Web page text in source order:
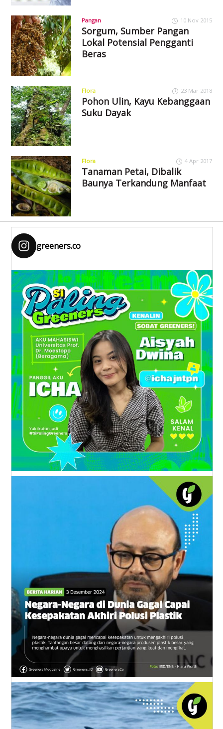
Pangan 10 Nov 2015
Sorgum, Sumber Pangan
Lokal Potensial Pengganti
Beras
Flora 23 Mar 2018
Pohon Ulin, Kayu Kebanggaan
Suku Dayak
Flora 4 Apr 2017
Tanaman Petai, Dibalik
Baunya Terkandung Manfaat
greeners.co